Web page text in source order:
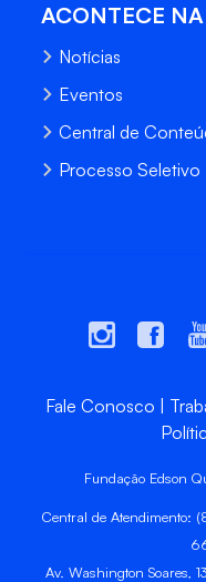
ACONTECE
Notícias
Eventos
Central de
Processo Seletivo
Fale Conosco
Fundação Edson
Central de
Av. Washington Soares,